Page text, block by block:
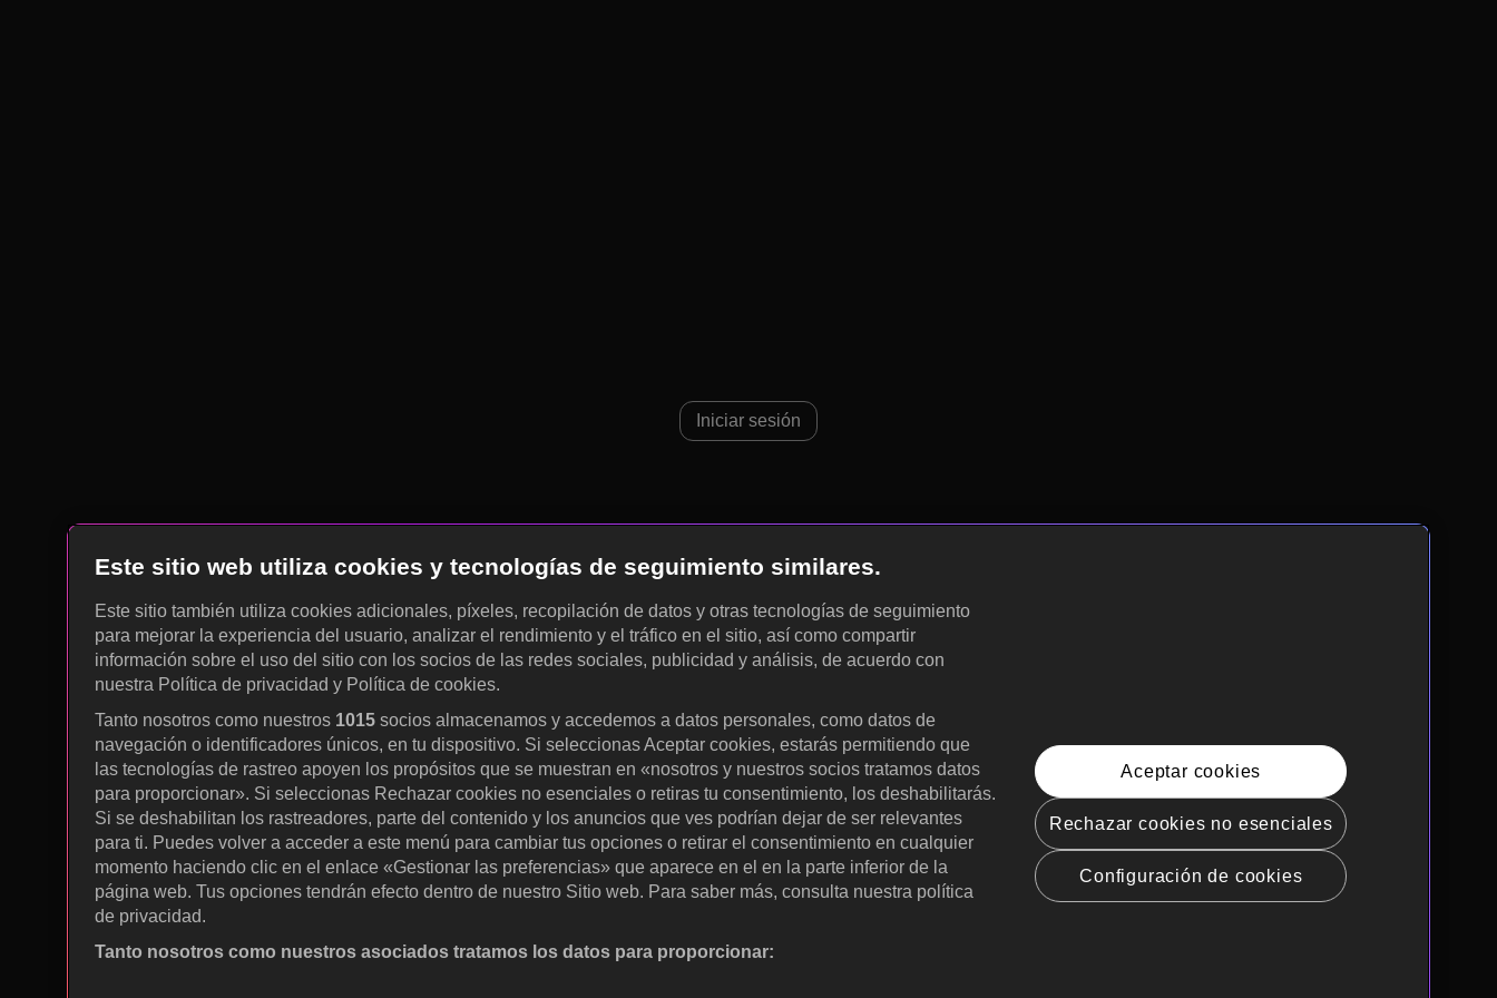
Iniciar sesión
Este sitio web utiliza cookies y tecnologías de seguimiento similares.
Este sitio también utiliza cookies adicionales, píxeles, recopilación de datos y otras tecnologías de seguimiento
para mejorar la experiencia del usuario, analizar el rendimiento y el tráfico en el sitio, así como compartir
información sobre el uso del sitio con los socios de las redes sociales, publicidad y análisis, de acuerdo con
nuestra Política de privacidad y Política de cookies.
Tanto nosotros como nuestros 1015 socios almacenamos y accedemos a datos personales, como datos de
navegación o identificadores únicos, en tu dispositivo. Si seleccionas Aceptar cookies, estarás permitiendo que
las tecnologías de rastreo apoyen los propósitos que se muestran en «nosotros y nuestros socios tratamos datos
para proporcionar». Si seleccionas Rechazar cookies no esenciales o retiras tu consentimiento, los deshabilitarás.
Si se deshabilitan los rastreadores, parte del contenido y los anuncios que ves podrían dejar de ser relevantes
para ti. Puedes volver a acceder a este menú para cambiar tus opciones o retirar el consentimiento en cualquier
momento haciendo clic en el enlace «Gestionar las preferencias» que aparece en el en la parte inferior de la
página web. Tus opciones tendrán efecto dentro de nuestro Sitio web. Para saber más, consulta nuestra política
de privacidad.
Tanto nosotros como nuestros asociados tratamos los datos para proporcionar:
Aceptar cookies
Rechazar cookies no esenciales
Configuración de cookies